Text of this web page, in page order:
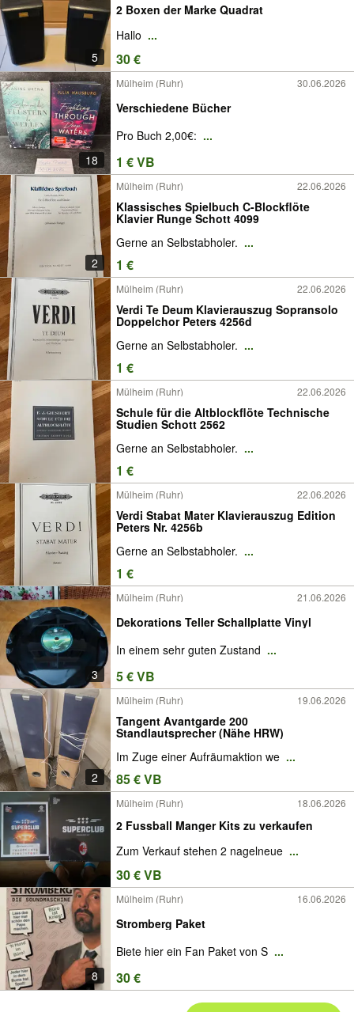
5
2 Boxen der Marke Quadrat
Hallo ...
30 €
18
Mülheim (Ruhr) 30.06.2026
Verschiedene Bücher
Pro Buch 2,00€: ...
1 € VB
2
Mülheim (Ruhr) 22.06.2026
Klassisches Spielbuch C-Blockflöte
Klavier Runge Schott 4099
Gerne an Selbstabholer. ...
1 €
Mülheim (Ruhr) 22.06.2026
Verdi Te Deum Klavierauszug Sopransolo
Doppelchor Peters 4256d
Gerne an Selbstabholer. ...
1 €
Mülheim (Ruhr) 22.06.2026
Schule für die Altblockflöte Technische
Studien Schott 2562
Gerne an Selbstabholer. ...
1 €
Mülheim (Ruhr) 22.06.2026
Verdi Stabat Mater Klavierauszug Edition
Peters Nr. 4256b
Gerne an Selbstabholer. ...
1 €
3
Mülheim (Ruhr) 21.06.2026
Dekorations Teller Schallplatte Vinyl
In einem sehr guten Zustand ...
5 € VB
2
Mülheim (Ruhr) 19.06.2026
Tangent Avantgarde 200
Standlautsprecher (Nähe HRW)
Im Zuge einer Aufräumaktion we ...
85 € VB
Mülheim (Ruhr) 18.06.2026
2 Fussball Manger Kits zu verkaufen
Zum Verkauf stehen 2 nagelneue ...
30 € VB
8
Mülheim (Ruhr) 16.06.2026
Stromberg Paket
Biete hier ein Fan Paket von S ...
30 €